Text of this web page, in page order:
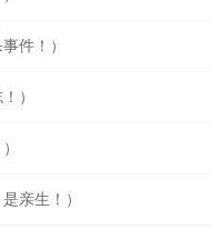
件！）
）
亲生！）